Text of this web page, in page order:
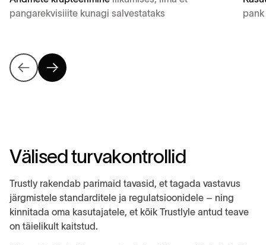
pangarekvisiiite kunagi salvestataks
Välisedturvakontrollid
Trustly rakendab parimaid tavasid, et tagada vastavus
järgmistele standarditele ja regulatsioonidele – ning
kinnitada oma kasutajatele, et kõik Trustlyle antud teave
on täielikult kaitstud.